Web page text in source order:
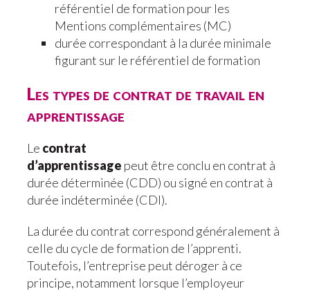
référentiel de formation pour les
Mentions complémentaires (MC)
durée correspondant à la durée minimale
figurant sur le référentiel de formation
Les types de contrat de travail en
apprentissage
Le contrat
d’apprentissage peut être conclu en contrat à
durée déterminée (CDD) ou signé en contrat à
durée indéterminée (CDI).
La durée du contrat correspond généralement à
celle du cycle de formation de l’apprenti.
Toutefois, l’entreprise peut déroger à ce
principe, notamment lorsque l’employeur